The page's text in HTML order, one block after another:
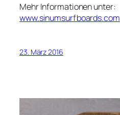
Mehr Informationen unter:
www.sinumsurfboards.com
23. März 2016